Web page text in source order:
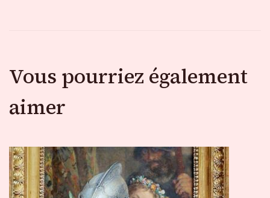
Vous pourriez également
aimer